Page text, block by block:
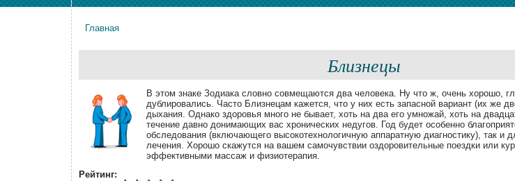
Главная
Близнецы
В этом знаке Зодиака словно совмещаются два человека. Ну что ж, очень хорошо,
дублировались. Часто Близнецам кажется, что у них есть запасной вариант (их же
дыхания. Однако здоровья много не бывает, хоть на два его умножай, хоть на
течение давно донимающих вас хронических недугов. Год будет особенно
обследования (включающего высокотехнологичную аппаратную диагностику), так и
лечения. Хорошо скажутся на вашем самочувствии оздоровительные поездки или
эффективными массаж и физиотерапия.
Рейтинг: